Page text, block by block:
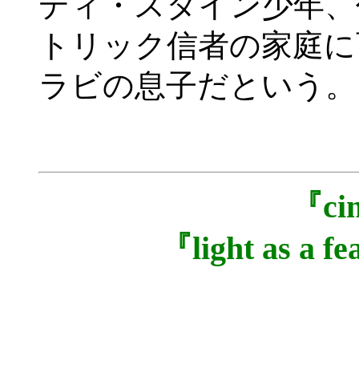
トリック信者の家庭
ラビの息子だという
『
『light as a